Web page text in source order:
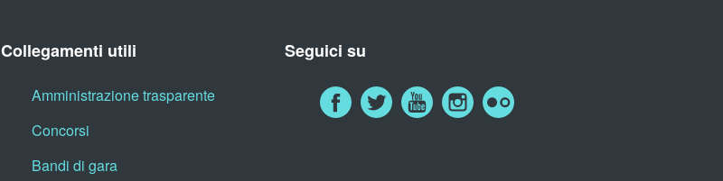
Collegamenti utili
Amministrazione trasparente
Concorsi
Bandi di gara
Seguici su